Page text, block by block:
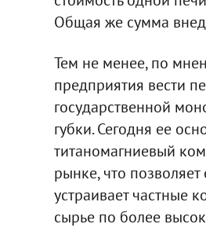
Общая же сумма
Тем не менее, по
предприятия вести
государственной
губки. Сегодня ее
титаномагниевый
рынке, что позволяет
устраивает частные
сырье по более